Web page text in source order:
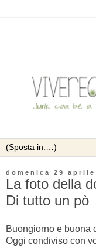
domenica 29 aprile
La foto della
Di tutto un pò
Buongiorno e buona
Oggi condiviso con